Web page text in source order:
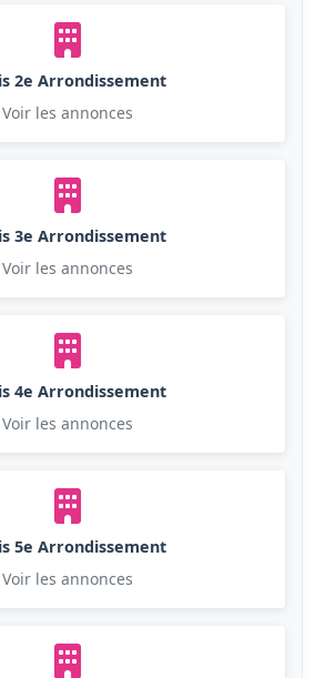
2e Arrondissement
Voir les annonces
3e Arrondissement
Voir les annonces
4e Arrondissement
Voir les annonces
5e Arrondissement
Voir les annonces